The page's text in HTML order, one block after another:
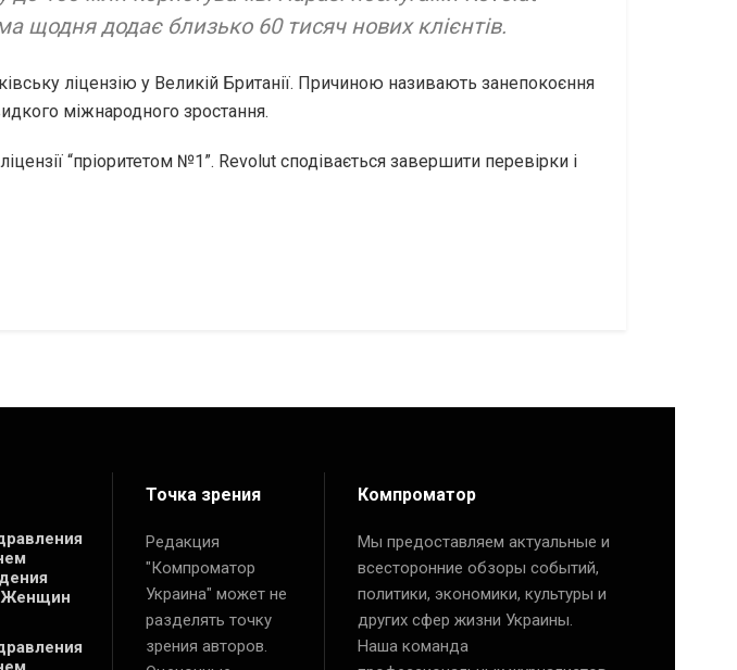
щодня додає близько 60 тисяч нових клієнтів.
ліцензію у Великій Британії. Причиною називають занепокоєння
міжнародного зростання.
“пріоритетом №1”. Revolut сподівається завершити перевірки і
Точка зрения
Редакция
"Компроматор
Украина" может не
разделять точку
зрения авторов.
Компроматор
Мы предоставляем актуальные и
всесторонние обзоры событий,
политики, экономики, культуры и
других сфер жизни Украины.
Наша команда